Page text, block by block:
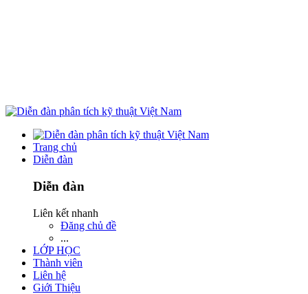
Trang chủ
Diễn đàn
Diễn đàn
Liên kết nhanh
Đăng chủ đề
...
LỚP HỌC
Thành viên
Liên hệ
Giới Thiệu